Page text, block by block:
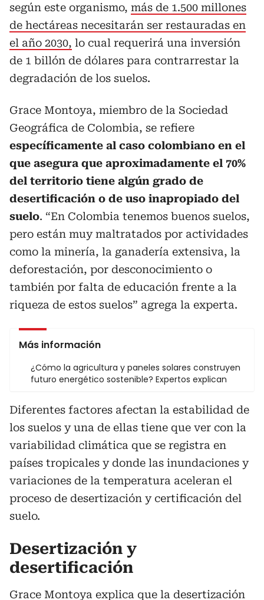
según este organismo, más de 1.500 millones
de hectáreas necesitarán ser restauradas en
el año 2030, lo cual requerirá una inversión
de 1 billón de dólares para contrarrestar la
degradación de los suelos.
Grace Montoya, miembro de la Sociedad
Geográfica de Colombia, se refiere
específicamente al caso colombiano en el
que asegura que aproximadamente el 70%
del territorio tiene algún grado de
desertificación o de uso inapropiado del
suelo. “En Colombia tenemos buenos suelos,
pero están muy maltratados por actividades
como la minería, la ganadería extensiva, la
deforestación, por desconocimiento o
también por falta de educación frente a la
riqueza de estos suelos” agrega la experta.
Más información
¿Cómo la agricultura y paneles solares construyen
futuro energético sostenible? Expertos explican
Diferentes factores afectan la estabilidad de
los suelos y una de ellas tiene que ver con la
variabilidad climática que se registra en
países tropicales y donde las inundaciones y
variaciones de la temperatura aceleran el
proceso de desertización y certificación del
suelo.
Desertización y
desertificación
Grace Montoya explica que la desertización